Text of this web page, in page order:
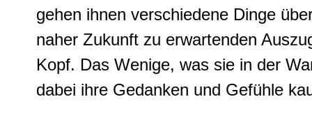
gehen ihnen verschiedene Dinge
naher Zukunft zu erwartenden
Kopf. Das Wenige, was sie in der
dabei ihre Gedanken und Gefühle